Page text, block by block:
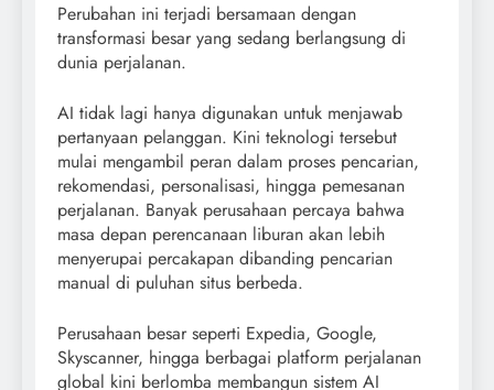
Perubahan ini terjadi bersamaan dengan
transformasi besar yang sedang berlangsung di
dunia perjalanan.
AI tidak lagi hanya digunakan untuk menjawab
pertanyaan pelanggan. Kini teknologi tersebut
mulai mengambil peran dalam proses pencarian,
rekomendasi, personalisasi, hingga pemesanan
perjalanan. Banyak perusahaan percaya bahwa
masa depan perencanaan liburan akan lebih
menyerupai percakapan dibanding pencarian
manual di puluhan situs berbeda.
Perusahaan besar seperti Expedia, Google,
Skyscanner, hingga berbagai platform perjalanan
global kini berlomba membangun sistem AI